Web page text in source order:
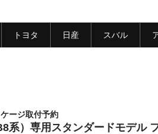
トヨタ 日産 スバル
ージ取付予約
系）専用スタンダードモデル